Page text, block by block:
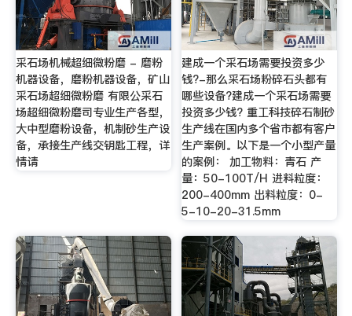
采石场机械超细微粉磨 - 磨粉
机器设备，磨粉机器设备，矿山
采石场超细微粉磨 有限公采石
场超细微粉磨司专业生产各型，
大中型磨粉设备，机制砂生产设
备，承接生产线交钥匙工程，详
情请
建成一个采石场需要投资多少
钱?-那么采石场粉碎石头都有
哪些设备?建成一个采石场需要
投资多少钱? 重工科技碎石制砂
生产线在国内多个省市都有客户
生产案例。以下是一个小型产量
的案例： 加工物料：青石 产
量：50-100T/H 进料粒度：
200-400mm 出料粒度：0-
5-10-20-31.5mm